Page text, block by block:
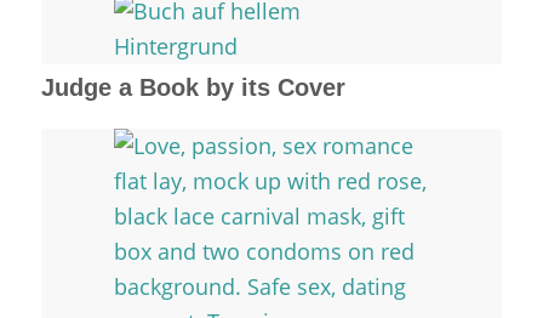
Judge a Book by its Cover